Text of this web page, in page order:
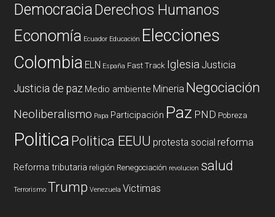
DemocraciaDerechos Humanos
Economía Ecuador Educación Elecciones
Colombia ELN España Fast Track Iglesia Justicia
Justicia de paz Medio ambiente Mineria Negociación
Neoliberalismo Papa Participación Paz PND Pobreza
PoliticaPolitica EEUU protesta social reforma
Reforma tributaria religión Renegociación revolucion salud
Terrorismo Trump Venezuela Victimas